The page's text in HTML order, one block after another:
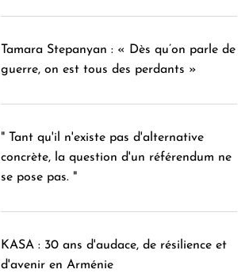
Tamara Stepanyan : « Dès qu’on parle de
guerre, on est tous des perdants »
" Tant qu'il n'existe pas d'alternative
concrète, la question d'un référendum ne
se pose pas. "
KASA : 30 ans d'audace, de résilience et
d'avenir en Arménie